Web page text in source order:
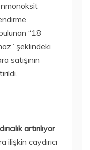
“18
şeklindeki
satışının
artırılıyor
caydırıcı